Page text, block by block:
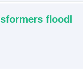
floodl